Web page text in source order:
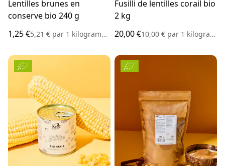
Lentilles brunes en
conserve bio 240 g
1,25 €5,21 € par 1 kilogramme
Fusilli de lentilles corail bio
2 kg
20,00 €10,00 € par 1 kilogramme